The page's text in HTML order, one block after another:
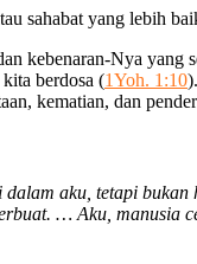
sahabat yang lebih
kebenaran-Nya yang
berdosa (1Yoh. 1:10
kematian, dan
aku, tetapi
… Aku, manusia